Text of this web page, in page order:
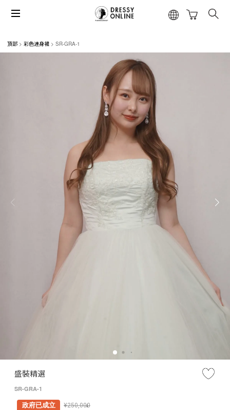
頂部 彩色連身裙 SR-GRA-1
盛裝精選
SR-GRA-1
¥250,000
↓
政府已成立